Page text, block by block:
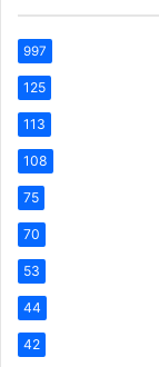
997
125
113
108
75
70
53
44
42